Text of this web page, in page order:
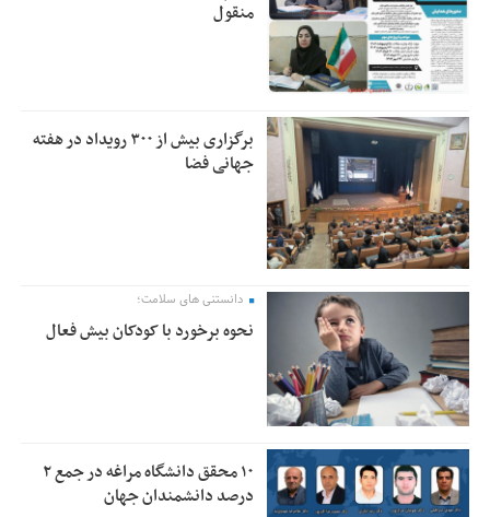
منقول
برگزاری بیش از ۳۰۰ رویداد در هفته
جهانی فضا
دانستنی های سلامت؛
نحوه برخورد با کودکان بیش فعال
۱۰ محقق دانشگاه مراغه در جمع ۲
درصد دانشمندان جهان